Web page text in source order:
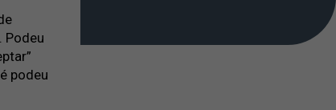
Podeu
podeu